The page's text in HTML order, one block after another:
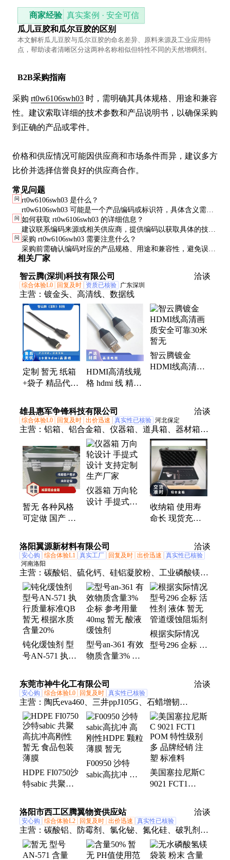
商家经验 真实案例 · 安全可信
瓜儿豆胶和瓜尔豆胶的区别
本文解析瓜儿豆胶与瓜尔豆胶的命名差异、原料来源及工业应用特
点，帮助读者清晰区分这两种名称相似但特性不同的天然增稠剂。
B2B采购指南
采购 rt0w6106swh03 时，需明确其具体规格、用途和兼容
性。建议索取详细的技术参数和产品说明书，以确保采购
到正确的产品或零件。
价格和供应情况可能因供应商和市场条件而异，建议多方
比价并选择信誉良好的供应商合作。
常见问题
问 rt0w6106swh03 是什么？
rt0w6106swh03 可能是一个产品编码或标识符，具体含义需进
一步核实。
问 如何获取 rt0w6106swh03 的详细信息？
建议联系编码来源或相关供应商，提供编码以获取具体的技术
参数和用途说明。
问 采购 rt0w6106swh03 需要注意什么？
采购前需确认编码对应的产品规格、用途和兼容性，避免误
购。
相关厂家
智云腾(深圳)科技有限公司 洽谈
综合体验L0 回复及时 资质已核验 广东深圳
主营： 镀金头、高清线、数据线
定制 暂无 纸箱
+袋子 精品代工
hdmi高清线
HDMI高清线规
格 hdmi 线 精品
纸箱+袋子 增值
税
智云腾镀金
HDMI线高清画
雄县惠军争锋科技有限公司 洽谈
综合体验L0 回复及时 出价迅速 真实性已核验 河北保定
主营： 铝箱、铝合金箱、仪器箱、道具箱、器材箱、
附件箱、收纳箱、航空箱、工具箱、电子仪表箱、实
验仪器包装箱、消防器材箱、指挥作业箱、侦查作业
箱、勘测仪器包装箱、仪器仪表箱、乐器包装箱、舞
台道具箱、服装道具箱、运输储备箱、通讯设备箱、
五金工具箱、铝合金航空箱、产品展示箱、物资器材
箱
暂无 各种风格
可定做 国产 适
金 减震航空箱
仪器箱 万向轮
设计 手提式设
收纳箱 使用寿
命长 现货充足
洛阳翼源新材料有限公司 洽谈
安心购 综合体验L1 真实工厂 回复及时 出价迅速
真实性已核验
河南洛阳
主营： 碳酸铝、硫化钙、硅铝凝胶粉、工业磷酸镁、
闪点提高剂、表面活性剂、耐火材料、水处理原材料
钝化缓蚀剂 型
号AN-571 执行
无 根据水质 含
量20%
型号an-361 有效
物质含量3% 企
40mg 暂无 酸液
缓蚀剂
根据实际情况
型号296 企标 活
东莞市神牛化工有限公司
洽谈
安心购 综合体验L0 回复及时 真实性已核验
主营： 陶氏eva460、三井ppJ105G、石蜡增韧
eva220w、三井eva260、热熔级eva250、普瑞曼
ppj105g
HDPE FI0750沙
特sabic 共聚高
无 食品包装薄
膜
F00950 沙特
sabic高抗冲 高
美国塞拉尼斯C
9021 FCT1
多 品牌经销 注
塑 标准料
洛阳市西工区腾翼物资供应站 洽谈
安心购 综合体验L2 回复及时 出价迅速 真实性已核验
主营： 碳酸铝、防霉剂、氯化铋、氮化硅、破乳剂、
硅酸镁、磷酸铝、化学试剂、抗静电剂、乙酸乙酯、
氢氧化镁、焦磷酸钠、干燥通风、次磷酸镁、氯化氢